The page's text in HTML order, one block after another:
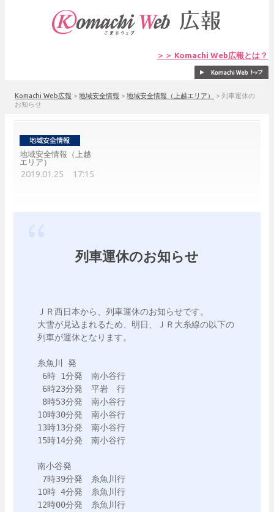
＞＞ Komachi Web広報とは？
Komachi Web広報 > 地域安全情報 > 地域安全情報（上越エリア） > 列車運休の
お知らせ
地域安全情報（上越
エリア）
2019.01.25 17:15
列車運休のお知らせ
ＪＲ西日本から、列車運休のお知らせです。
大雪が見込まれるため、明日、ＪＲ大糸線の以下の
列車が運休となります。
糸魚川 発
10時30分発　南小谷行
13時13分発　南小谷行
15時14分発　南小谷行
南小谷発
10時 4分発　糸魚川行
12時00分発　糸魚川行